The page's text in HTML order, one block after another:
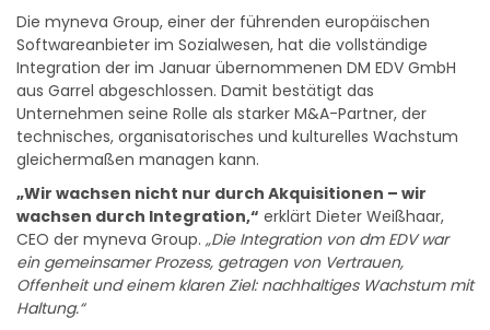
Die myneva Group, einer der führenden europäischen
Softwareanbieter im Sozialwesen, hat die vollständige
Integration der im Januar übernommenen DM EDV GmbH
aus Garrel abgeschlossen. Damit bestätigt das
Unternehmen seine Rolle als starker M&A-Partner, der
technisches, organisatorisches und kulturelles Wachstum
gleichermaßen managen kann.
„Wir wachsen nicht nur durch Akquisitionen – wir
wachsen durch Integration,“ erklärt Dieter Weißhaar,
CEO der myneva Group. „Die Integration von dm EDV war
ein gemeinsamer Prozess, getragen von Vertrauen,
Offenheit und einem klaren Ziel: nachhaltiges Wachstum mit
Haltung.“